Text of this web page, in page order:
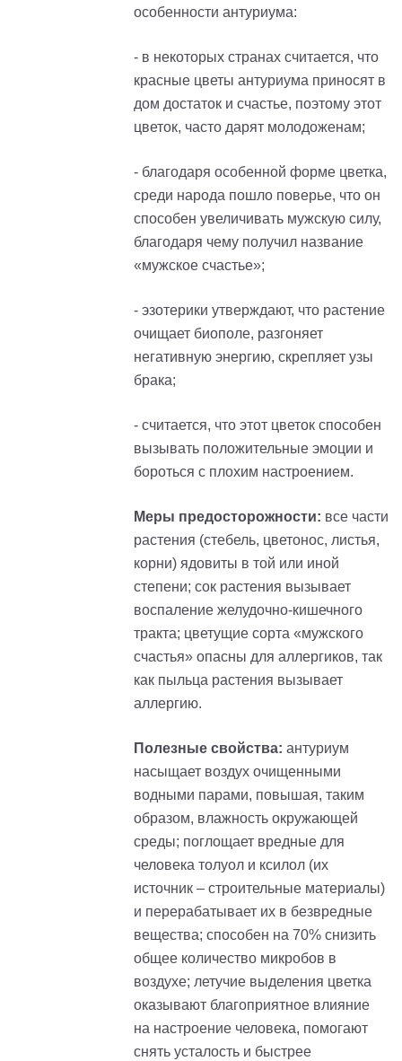
особенности антуриума:
- в некоторых странах считается, что
красные цветы антуриума приносят в
дом достаток и счастье, поэтому этот
цветок, часто дарят молодоженам;
- благодаря особенной форме цветка,
среди народа пошло поверье, что он
способен увеличивать мужскую силу,
благодаря чему получил название
«мужское счастье»;
- эзотерики утверждают, что растение
очищает биополе, разгоняет
негативную энергию, скрепляет узы
брака;
- считается, что этот цветок способен
вызывать положительные эмоции и
бороться с плохим настроением.
Меры предосторожности: все части
растения (стебель, цветонос, листья,
корни) ядовиты в той или иной
степени; сок растения вызывает
воспаление желудочно-кишечного
тракта; цветущие сорта «мужского
счастья» опасны для аллергиков, так
как пыльца растения вызывает
аллергию.
Полезные свойства: антуриум
насыщает воздух очищенными
водными парами, повышая, таким
образом, влажность окружающей
среды; поглощает вредные для
человека толуол и ксилол (их
источник – строительные материалы)
и перерабатывает их в безвредные
вещества; способен на 70% снизить
общее количество микробов в
воздухе; летучие выделения цветка
оказывают благоприятное влияние
на настроение человека, помогают
снять усталость и быстрее